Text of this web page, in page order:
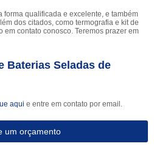
forma qualificada e excelente, e também
dos citados, como termografia e kit de
em contato conosco. Teremos prazer em
Baterias Seladas de
aqui e entre em contato por email.
um orçamento